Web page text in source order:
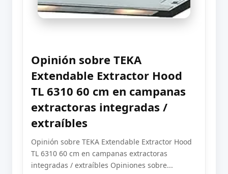
Opinión sobre TEKA
Extendable Extractor Hood
TL 6310 60 cm en campanas
extractoras integradas /
extraíbles
Opinión sobre TEKA Extendable Extractor Hood
TL 6310 60 cm en campanas extractoras
integradas / extraíbles Opiniones sobre...